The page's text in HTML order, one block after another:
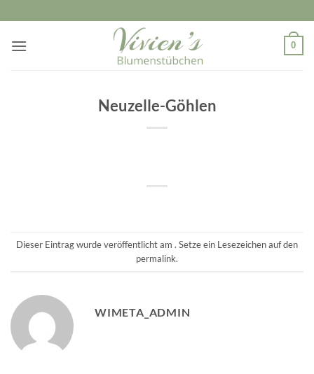
Inhalt
springen
0
Neuzelle-Göhlen
Dieser Eintrag wurde veröffentlicht am . Setze ein Lesezeichen auf den
permalink.
WIMETA_ADMIN